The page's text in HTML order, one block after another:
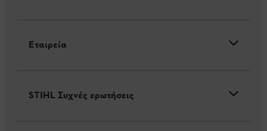
Εταιρεία
STIHL Συχνές ερωτήσεις